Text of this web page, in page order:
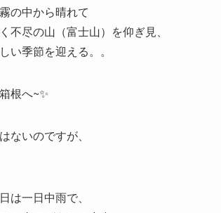
の中から晴れて
不尽の山（富士山）を仰ぎ見、
い季節を迎える。。
根へ~✨
ないのですが、
は一日中雨で、